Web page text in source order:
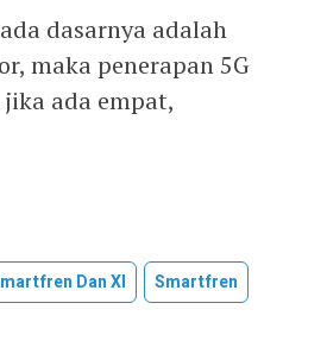
dasarnya adalah
maka penerapan 5G
ada empat,
Dan Xl
Smartfren